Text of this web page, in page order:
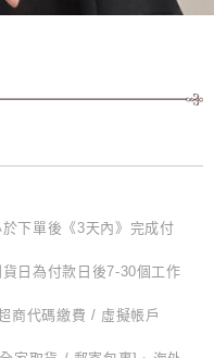
下單後《3天內》完成付
日為付款日後7-30個工作
商代碼繳費 / 虛擬帳戶